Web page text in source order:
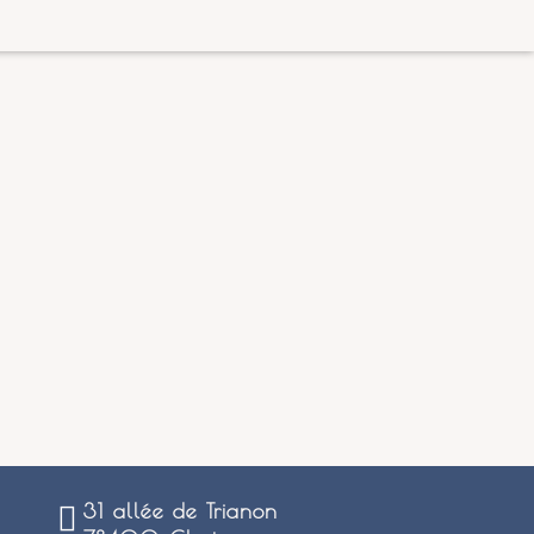
31 allée de Trianon